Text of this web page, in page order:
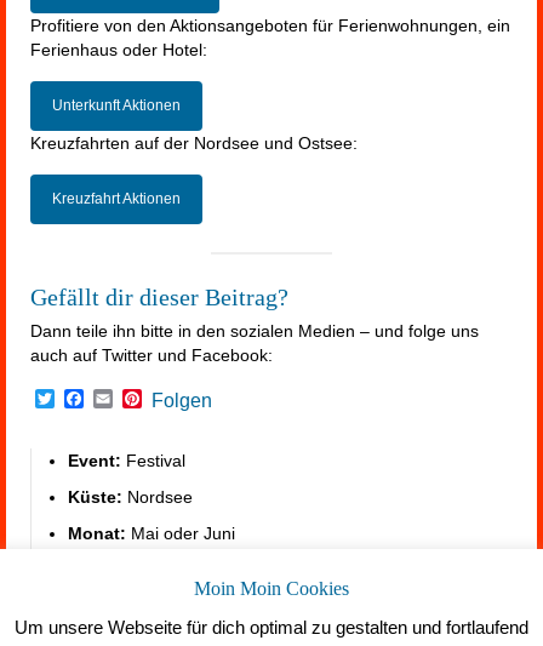
Profitiere von den Aktionsangeboten für Ferienwohnungen, ein
Ferienhaus oder Hotel:
Unterkunft Aktionen
Kreuzfahrten auf der Nordsee und Ostsee:
Kreuzfahrt Aktionen
Gefällt dir dieser Beitrag?
Dann teile ihn bitte in den sozialen Medien – und folge uns
auch auf Twitter und Facebook:
TwitterFacebook
EmailPinterest
Folgen
Event: Festival
Küste: Nordsee
Monat: Mai oder Juni
Moin Moin Cookies
Um unsere Webseite für dich optimal zu gestalten und fortlaufend